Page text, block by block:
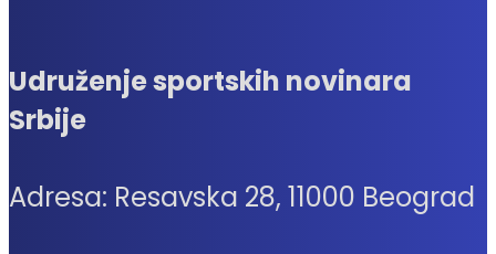
Udruženje sportskih novinara
Srbije
Adresa: Resavska 28, 11000 Beograd